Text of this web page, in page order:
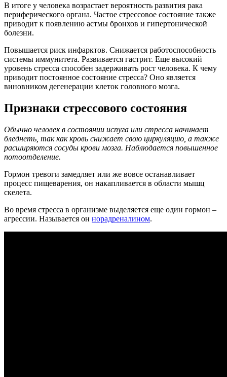
В итоге у человека возрастает вероятность развития рака
периферического органа. Частое стрессовое состояние также
приводит к появлению астмы бронхов и гипертонической
болезни.
Повышается риск инфарктов. Снижается работоспособность
системы иммунитета. Развивается гастрит. Еще высокий
уровень стресса способен задерживать рост человека. К чему
приводит постоянное состояние стресса? Оно является
виновником дегенерации клеток головного мозга.
Признаки стрессового состояния
Обычно человек в состоянии испуга или стресса начинает
бледнеть, так как кровь снижает свою циркуляцию, а также
расширяются сосуды крови мозга. Наблюдается повышенное
потоотделение.
Гормон тревоги замедляет или же вовсе останавливает
процесс пищеварения, он накапливается в области мышц
скелета.
Во время стресса в организме выделяется еще один гормон –
агрессии. Называется он норадреналином.